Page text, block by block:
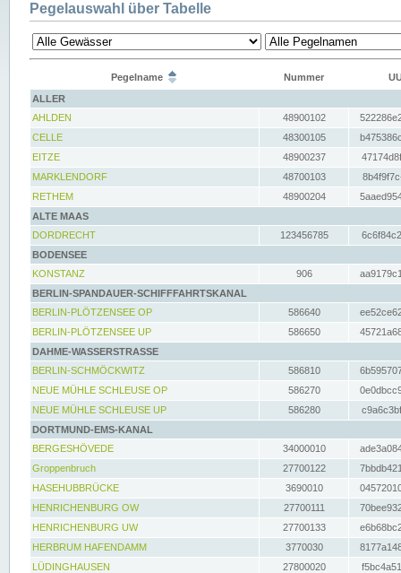
Pegelauswahl über Tabelle
Pegelname Nummer
ALLER
AHLDEN
48900102
CELLE
48300105
EITZE
48900237
MARKLENDORF
48700103
RETHEM
48900204
ALTE MAAS
DORDRECHT
123456785
BODENSEE
KONSTANZ
906
BERLIN-SPANDAUER-SCHIFFFAHRTSKANAL
BERLIN-PLÖTZENSEE OP
586640
BERLIN-PLÖTZENSEE UP
586650
DAHME-WASSERSTRASSE
BERLIN-SCHMÖCKWITZ
586810
NEUE MÜHLE SCHLEUSE OP
586270
NEUE MÜHLE SCHLEUSE UP
586280
DORTMUND-EMS-KANAL
BERGESHÖVEDE
34000010
Groppenbruch
27700122
HASEHUBBRÜCKE
3690010
HENRICHENBURG OW
27700111
HENRICHENBURG UW
27700133
HERBRUM HAFENDAMM
3770030
LÜDINGHAUSEN
27800020